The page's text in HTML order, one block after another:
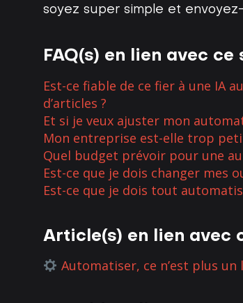
soyez super simple et
FAQ(s) en lien avec ce
Est-ce fiable de ce fier à une IA
d’articles ?
Et si je veux ajuster mon
Mon entreprise est-elle trop
Quel budget prévoir pour une
Est-ce que je dois changer mes
Est-ce que je dois tout
Article(s) en lien avec
Automatiser, ce n’est plus un